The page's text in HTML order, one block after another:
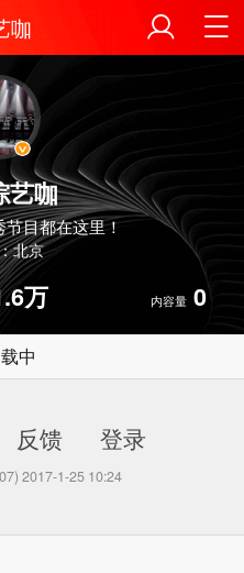
咖
艺咖
目都在这里！
北京
万 内容量 0
中
反馈 登录
2017-1-25 10:24